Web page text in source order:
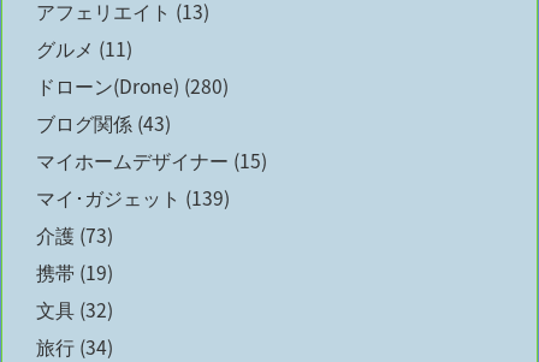
アフェリエイト (13)
グルメ (11)
ドローン(Drone) (280)
ブログ関係 (43)
マイホームデザイナー (15)
マイ･ガジェット (139)
介護 (73)
携帯 (19)
文具 (32)
旅行 (34)